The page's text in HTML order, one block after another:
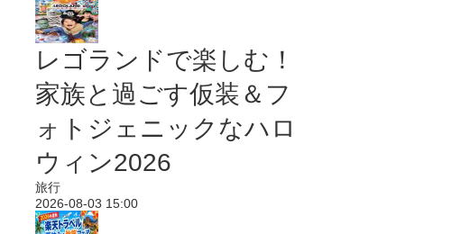
レゴランドで楽しむ！
家族と過ごす仮装＆フ
ォトジェニックなハロ
ウィン2026
旅行
2026-08-03 15:00